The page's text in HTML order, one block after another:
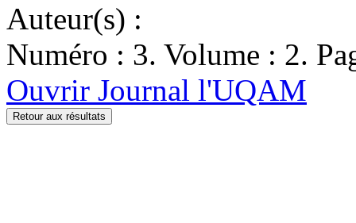
Auteur(s) :
Numéro : 3. Volume : 2.
Ouvrir Journal l'UQAM
Retour aux résultats